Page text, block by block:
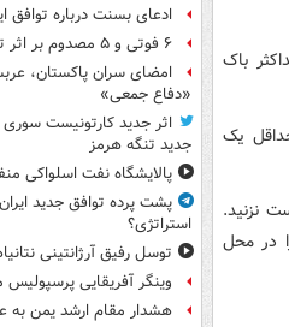
باک
یک
نزنید.
در محل
ادعای بسنت درباره توافق
۶ فوتی و ۵ مصدوم بر اثر تصادف زنجیره‌ای
امضای سران پاکستان،
«دفاع جمعی»
اثر جدید کارتونیست سوری
جدید تنگه هرمز
پالایشگاه نفت اسلواکی
پشت پرده توافق جدید
استراتژی؟
توسل رفیق آرژانتینی
وینگر آفریقایی
هشدار مقام ارشد یمن به